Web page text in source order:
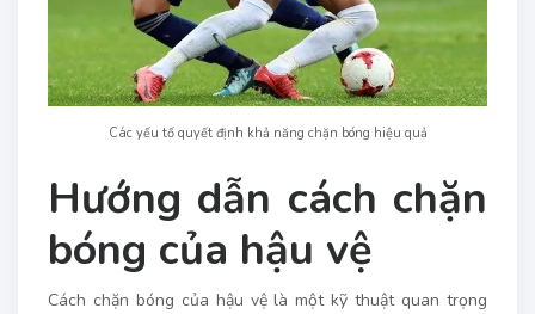
Các yếu tố quyết định khả năng chặn bóng hiệu quả
Hướng dẫn cách chặn
bóng của hậu vệ
Cách chặn bóng của hậu vệ là một kỹ thuật quan trọng